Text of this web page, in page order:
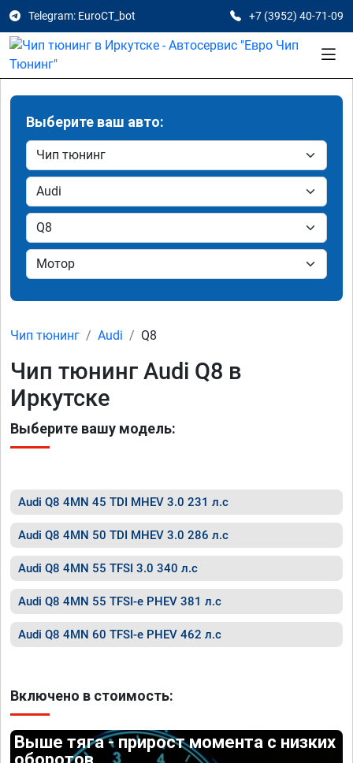
Telegram: EuroCT_bot +7 (3952) 40-71-09
Выберите ваш авто:
Чип тюнинг Audi Q8
Чип тюнинг Audi Q8 в
Иркутске
Выберите вашу модель:
Audi Q8 4MN 45 TDI MHEV 3.0 231 л.с
Audi Q8 4MN 50 TDI MHEV 3.0 286 л.с
Audi Q8 4MN 55 TFSI 3.0 340 л.с
Audi Q8 4MN 55 TFSI-e PHEV 381 л.с
Audi Q8 4MN 60 TFSI-e PHEV 462 л.с
Включено в стоимость:
Выше тяга - прирост момента с низких